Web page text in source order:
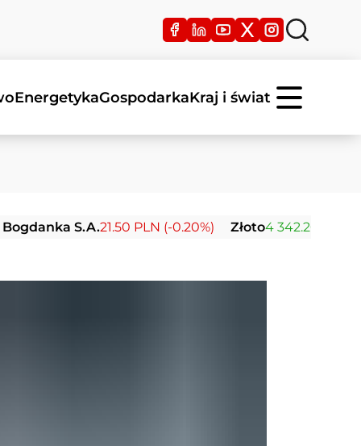
EnergetykaGospodarkaKraj i świat
S.A.21.50 PLN (-0.20%) Złoto 4 342.26 USD (0.00%)